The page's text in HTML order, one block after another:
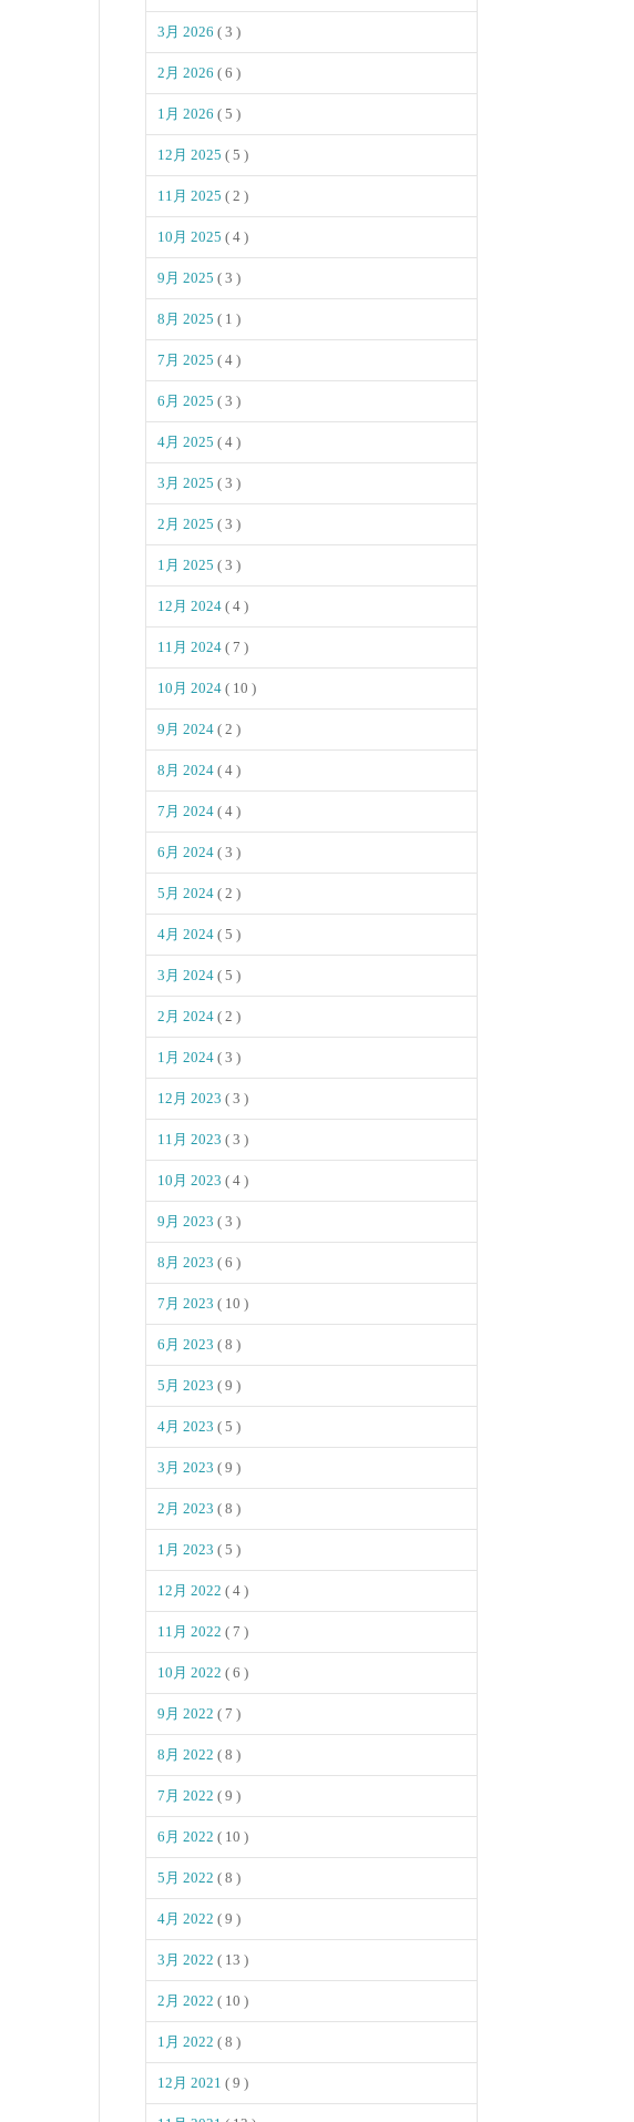
3月 2026 ( 3 )
2月 2026 ( 6 )
1月 2026 ( 5 )
12月 2025 ( 5 )
11月 2025 ( 2 )
10月 2025 ( 4 )
9月 2025 ( 3 )
8月 2025 ( 1 )
7月 2025 ( 4 )
6月 2025 ( 3 )
4月 2025 ( 4 )
3月 2025 ( 3 )
2月 2025 ( 3 )
1月 2025 ( 3 )
12月 2024 ( 4 )
11月 2024 ( 7 )
10月 2024 ( 10 )
9月 2024 ( 2 )
8月 2024 ( 4 )
7月 2024 ( 4 )
6月 2024 ( 3 )
5月 2024 ( 2 )
4月 2024 ( 5 )
3月 2024 ( 5 )
2月 2024 ( 2 )
1月 2024 ( 3 )
12月 2023 ( 3 )
11月 2023 ( 3 )
10月 2023 ( 4 )
9月 2023 ( 3 )
8月 2023 ( 6 )
7月 2023 ( 10 )
6月 2023 ( 8 )
5月 2023 ( 9 )
4月 2023 ( 5 )
3月 2023 ( 9 )
2月 2023 ( 8 )
1月 2023 ( 5 )
12月 2022 ( 4 )
11月 2022 ( 7 )
10月 2022 ( 6 )
9月 2022 ( 7 )
8月 2022 ( 8 )
7月 2022 ( 9 )
6月 2022 ( 10 )
5月 2022 ( 8 )
4月 2022 ( 9 )
3月 2022 ( 13 )
2月 2022 ( 10 )
1月 2022 ( 8 )
12月 2021 ( 9 )